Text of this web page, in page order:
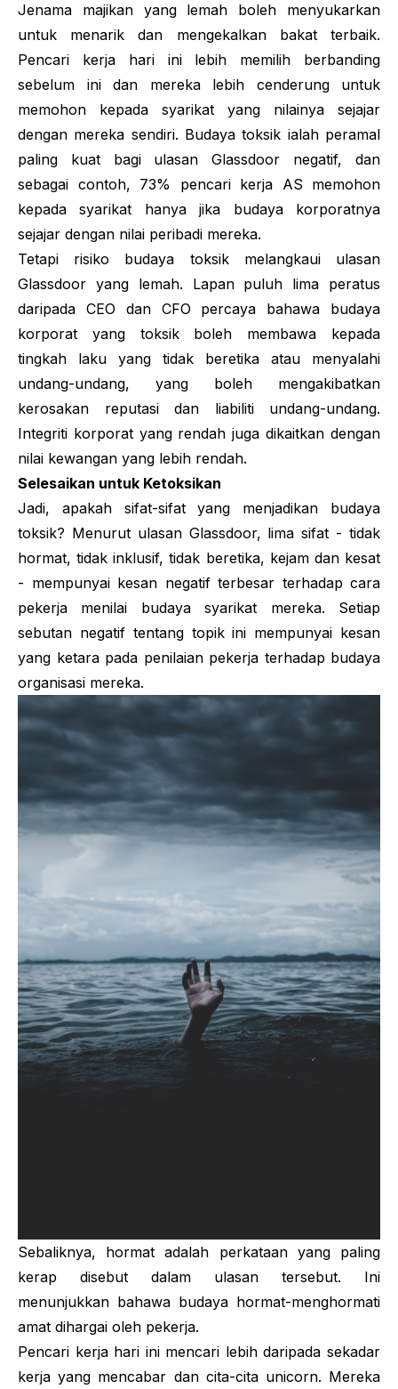
Jenama majikan yang lemah boleh menyukarkan
untuk menarik dan mengekalkan bakat terbaik.
Pencari kerja hari ini lebih memilih berbanding
sebelum ini dan mereka lebih cenderung untuk
memohon kepada syarikat yang nilainya sejajar
dengan mereka sendiri. Budaya toksik ialah peramal
paling kuat bagi ulasan Glassdoor negatif, dan
sebagai contoh, 73% pencari kerja AS memohon
kepada syarikat hanya jika budaya korporatnya
sejajar dengan nilai peribadi mereka.
Tetapi risiko budaya toksik melangkaui ulasan
Glassdoor yang lemah. Lapan puluh lima peratus
daripada CEO dan CFO percaya bahawa budaya
korporat yang toksik boleh membawa kepada
tingkah laku yang tidak beretika atau menyalahi
undang-undang, yang boleh mengakibatkan
kerosakan reputasi dan liabiliti undang-undang.
Integriti korporat yang rendah juga dikaitkan dengan
nilai kewangan yang lebih rendah.
Selesaikan untuk Ketoksikan
Jadi, apakah sifat-sifat yang menjadikan budaya
toksik? Menurut ulasan Glassdoor, lima sifat - tidak
hormat, tidak inklusif, tidak beretika, kejam dan kesat
- mempunyai kesan negatif terbesar terhadap cara
pekerja menilai budaya syarikat mereka. Setiap
sebutan negatif tentang topik ini mempunyai kesan
yang ketara pada penilaian pekerja terhadap budaya
organisasi mereka.
Sebaliknya, hormat adalah perkataan yang paling
kerap disebut dalam ulasan tersebut. Ini
menunjukkan bahawa budaya hormat-menghormati
amat dihargai oleh pekerja.
Pencari kerja hari ini mencari lebih daripada sekadar
kerja yang mencabar dan cita-cita unicorn. Mereka